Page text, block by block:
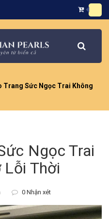
Trang Sức Ngọc Trai Không
Ngọc Trai
Lỗi Thời
0 Nhận xét